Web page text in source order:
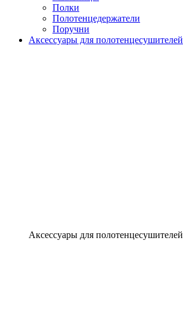
Полки
Полотенцедержатели
Поручни
Аксессуары для полотенцесушителей
Аксессуары для полотенцесушителей